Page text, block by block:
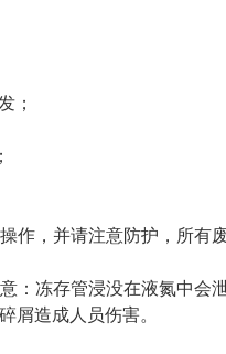
；
作，并请注意防护，所有
：冻存管浸没在液氮中会
造成人员伤害。